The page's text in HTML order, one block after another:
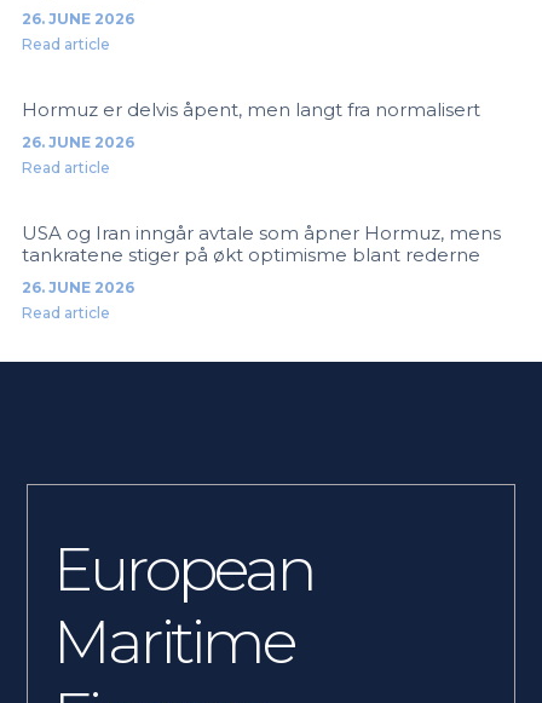
26. JUNE 2026
Read article
Hormuz er delvis åpent, men langt fra normalisert
26. JUNE 2026
Read article
USA og Iran inngår avtale som åpner Hormuz, mens
tankratene stiger på økt optimisme blant rederne
26. JUNE 2026
Read article
European
Maritime